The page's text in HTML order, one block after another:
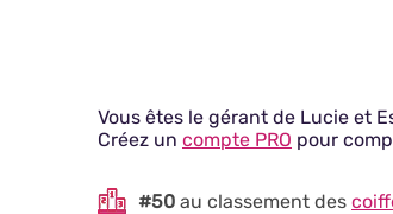
Vous êtes le gérant de Lucie et
Créez un compte PRO pour
#50 au classement des